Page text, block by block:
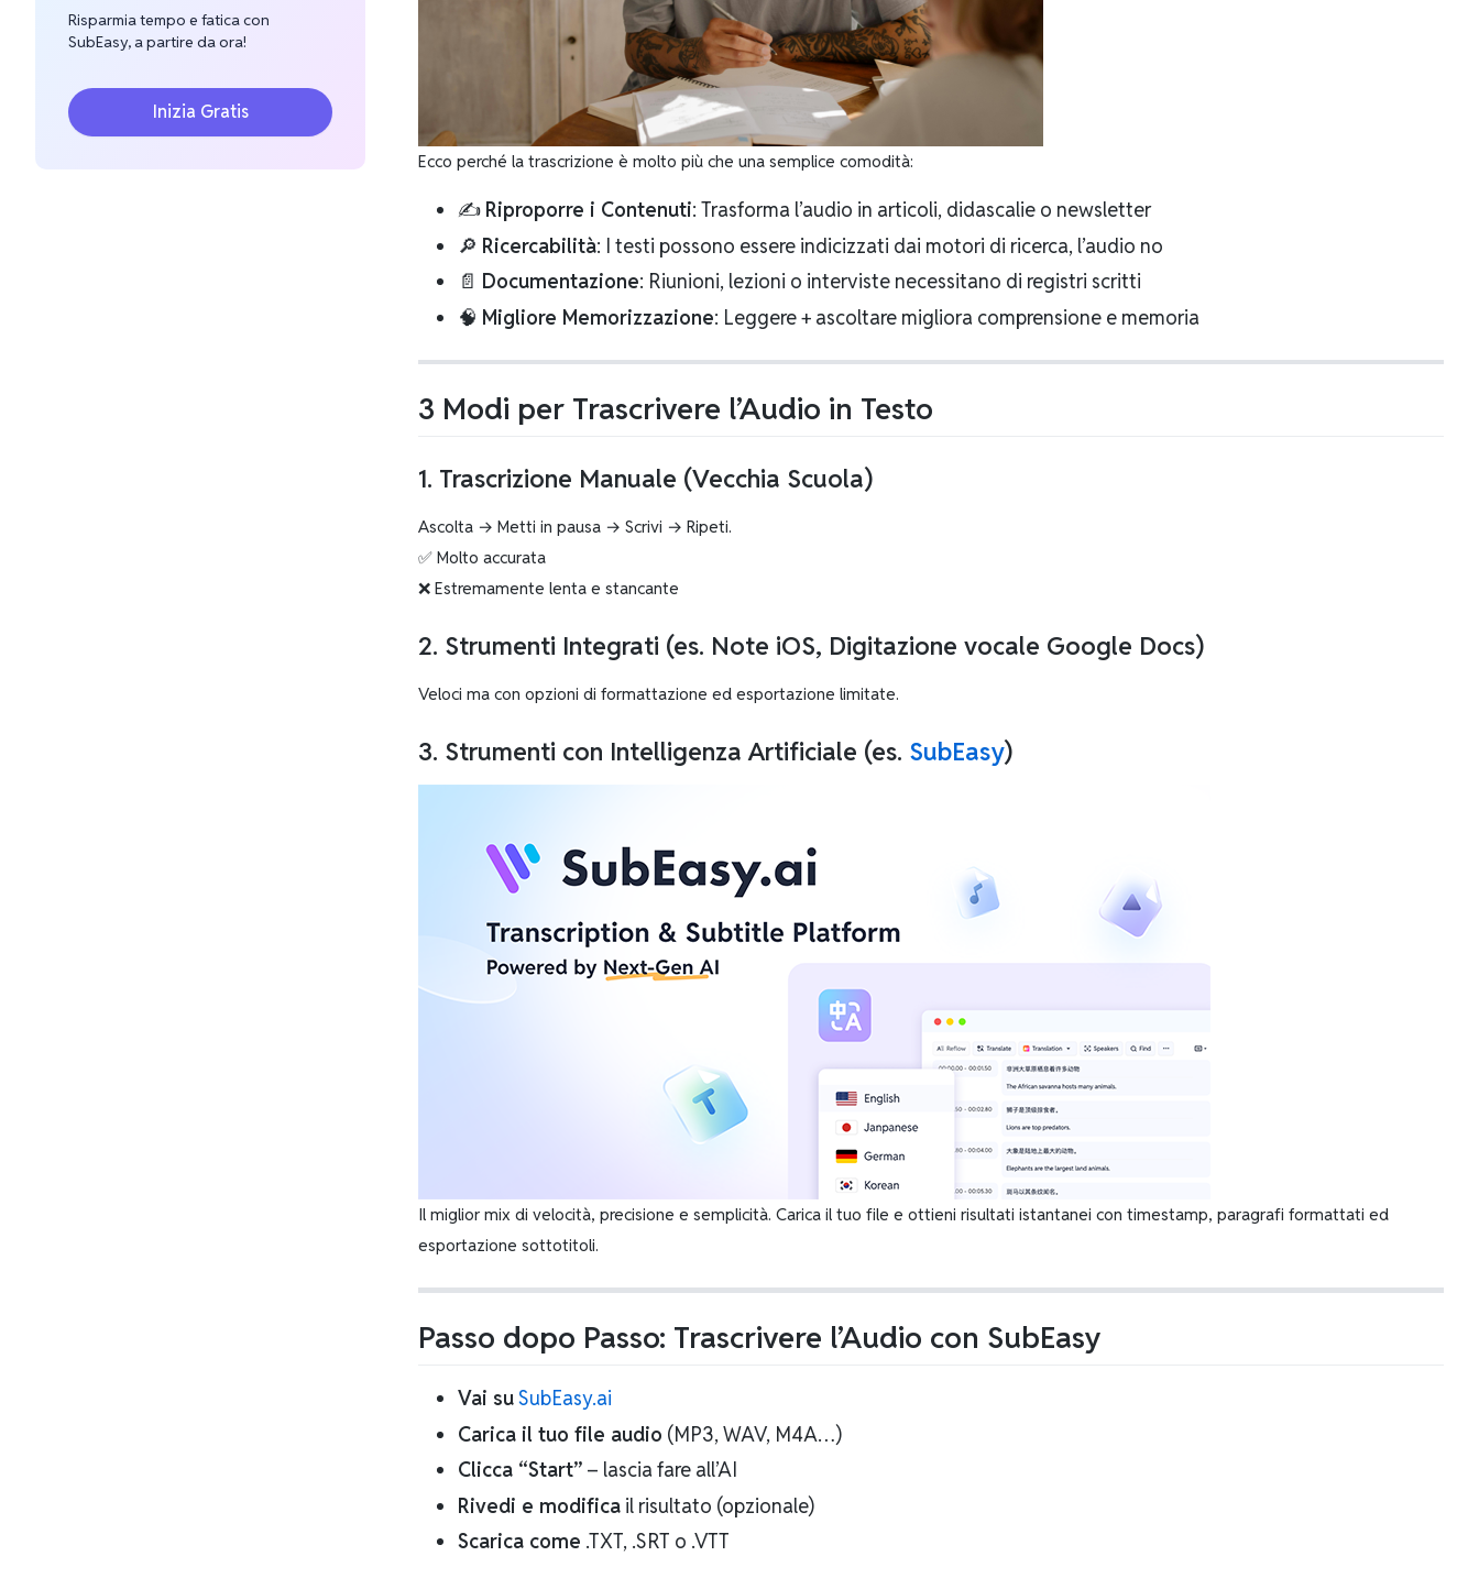
Risparmia tempo e fatica con
SubEasy, a partire da ora!
Inizia Gratis
Ecco perché la trascrizione è molto più che una semplice comodità:
✍️ Riproporre i Contenuti: Trasforma l’audio in articoli, didascalie o newsletter
🔎 Ricercabilità: I testi possono essere indicizzati dai motori di ricerca, l’audio no
📄 Documentazione: Riunioni, lezioni o interviste necessitano di registri scritti
🧠 Migliore Memorizzazione: Leggere + ascoltare migliora comprensione e memoria
3 Modi per Trascrivere l’Audio in Testo
1. Trascrizione Manuale (Vecchia Scuola)
Ascolta → Metti in pausa → Scrivi → Ripeti.
✅ Molto accurata
❌ Estremamente lenta e stancante
2. Strumenti Integrati (es. Note iOS, Digitazione vocale Google Docs)
Veloci ma con opzioni di formattazione ed esportazione limitate.
3. Strumenti con Intelligenza Artificiale (es. SubEasy)
Il miglior mix di velocità, precisione e semplicità. Carica il tuo file e ottieni risultati istantanei con timestamp, paragrafi formattati ed
esportazione sottotitoli.
Passo dopo Passo: Trascrivere l’Audio con SubEasy
Vai suSubEasy.ai
Carica il tuo file audio (MP3, WAV, M4A…)
Clicca “Start” – lascia fare all’AI
Rivedi e modifica il risultato (opzionale)
Scarica come .TXT, .SRT o .VTT